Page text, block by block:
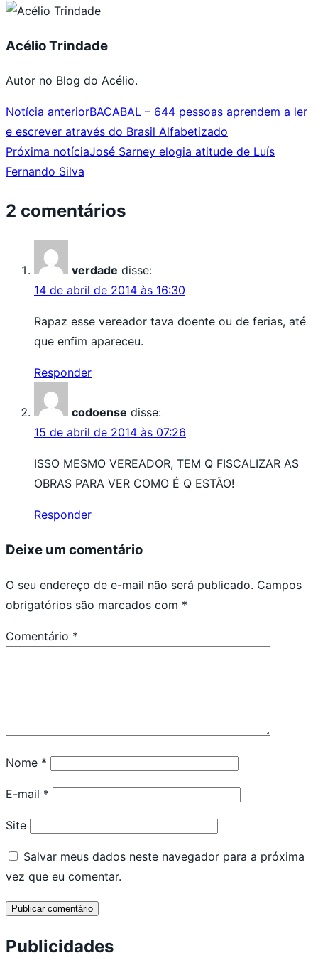
Acélio Trindade
Autor no Blog do Acélio.
Notícia anteriorBACABAL – 644 pessoas aprendem a ler
e escrever através do Brasil Alfabetizado
Próxima notíciaJosé Sarney elogia atitude de Luís
Fernando Silva
2 comentários
verdade disse:
14 de abril de 2014 às 16:30
Rapaz esse vereador tava doente ou de ferias, até
que enfim apareceu.
Responder
codoense disse:
15 de abril de 2014 às 07:26
ISSO MESMO VEREADOR, TEM Q FISCALIZAR AS
OBRAS PARA VER COMO É Q ESTÃO!
Responder
Deixe um comentário
O seu endereço de e-mail não será publicado. Campos
obrigatórios são marcados com *
Comentário *
Nome *
E-mail *
Site
Salvar meus dados neste navegador para a próxima
vez que eu comentar.
Publicidades